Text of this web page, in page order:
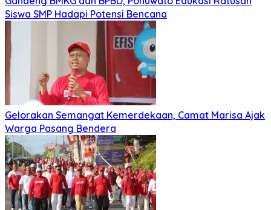
Siswa SMP Hadapi Potensi Bencana
Gelorakan Semangat Kemerdekaan, Camat Marisa Ajak
Warga Pasang Bendera